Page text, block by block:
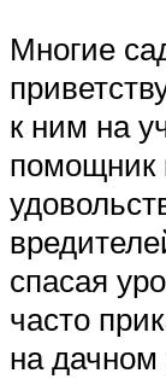
Многие
к ним на
помощник
спасая
часто
на дачном